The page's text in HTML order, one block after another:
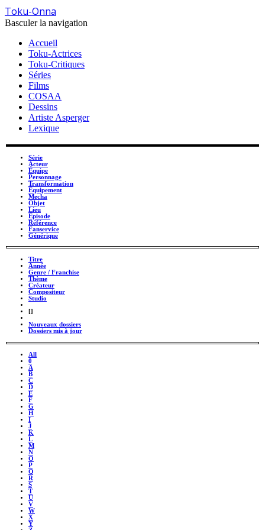
Toku-Onna
Basculer la navigation
Accueil
Toku-Actrices
Toku-Critiques
Séries
Films
COSAA
Dessins
Artiste Asperger
Lexique
Série
Acteur
Équipe
Personnage
Transformation
Équipement
Mecha
Objet
Lieu
Épisode
Référence
Fanservice
Générique
Titre
Année
Genre / Franchise
Thème
Créateur
Compositeur
Studio
[]
Nouveaux dossiers
Dossiers mis à jour
All
0
A
B
C
D
E
F
G
H
I
J
K
L
M
N
O
P
Q
R
S
T
U
V
W
X
Y